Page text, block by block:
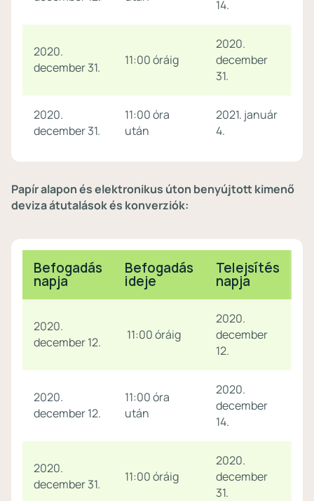
14.
2020.
december 31.
11:00 óráig
2020.
december
31.
2020.
december 31.
11:00 óra
után
2021. január
4.
Papír alapon és elektronikus úton benyújtott kimenő
deviza átutalások és konverziók:
Befogadás
napja
Befogadás
ideje
Telejsítés
napja
2020.
december 12.
11:00 óráig
2020.
december
12.
2020.
december 12.
11:00 óra
után
2020.
december
14.
2020.
december 31.
11:00 óráig
2020.
december
31.